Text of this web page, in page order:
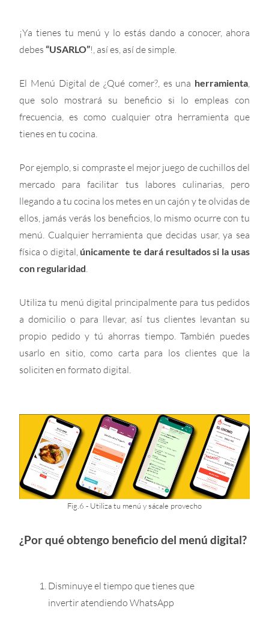
¡Ya tienes tu menú y lo estás dando a conocer, ahora
debes “USARLO”!, así es, así de simple.
El Menú Digital de ¿Qué comer?, es una herramienta,
que solo mostrará su beneficio si lo empleas con
frecuencia, es como cualquier otra herramienta que
tienes en tu cocina.
Por ejemplo, si compraste el mejor juego de cuchillos del
mercado para facilitar tus labores culinarias, pero
llegando a tu cocina los metes en un cajón y te olvidas de
ellos, jamás verás los beneficios, lo mismo ocurre con tu
menú. Cualquier herramienta que decidas usar, ya sea
física o digital, únicamente te dará resultados si la usas
con regularidad.
Utiliza tu menú digital principalmente para tus pedidos
a domicilio o para llevar, así tus clientes levantan su
propio pedido y tú ahorras tiempo. También puedes
usarlo en sitio, como carta para los clientes que la
soliciten en formato digital.
Fig.6 - Utiliza tu menú y sácale provecho
¿Por qué obtengo beneficio del menú digital?
Disminuye el tiempo que tienes que
invertir atendiendo WhatsApp